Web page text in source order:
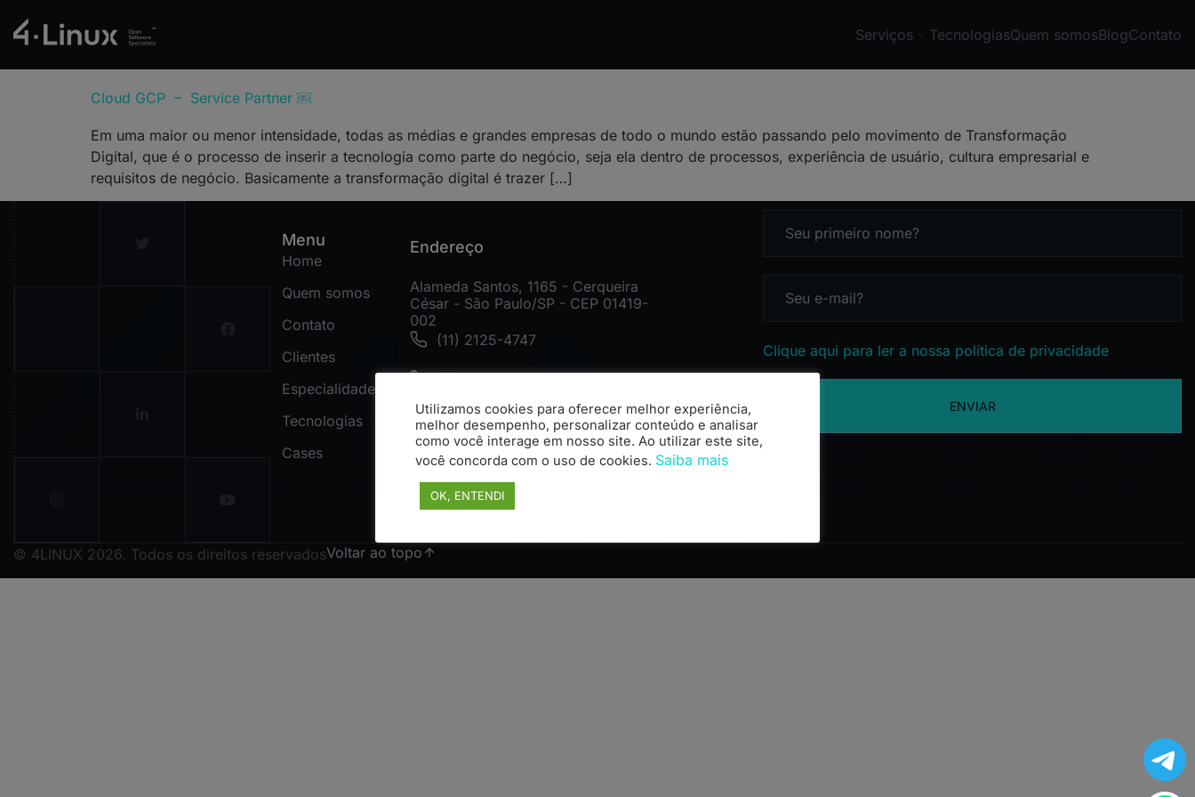
Serviços TecnologiasQuem somosBlogContato
Cloud GCP – Service Partner ￼
Em uma maior ou menor intensidade, todas as médias e grandes empresas de todo o mundo estão passando pelo movimento de Transformação
Digital, que é o processo de inserir a tecnologia como parte do negócio, seja ela dentro de processos, experiência de usuário, cultura empresarial e
requisitos de negócio. Basicamente a transformação digital é trazer […]
Menu
Home
Quem somos
Contato
Clientes
Especialidades
Tecnologias
Cases
Endereço
Alameda Santos, 1165 - Cerqueira
César - São Paulo/SP - CEP 01419-
002
(11) 2125-4747
(11) 99178-3872
Clique aqui para ler a nossa política de privacidade
ENVIAR
© 4LINUX 2026. Todos os direitos reservadosVoltar ao topo
Utilizamos cookies para oferecer melhor experiência,
melhor desempenho, personalizar conteúdo e analisar
como você interage em nosso site. Ao utilizar este site,
você concorda com o uso de cookies. Saiba mais
OK, ENTENDI